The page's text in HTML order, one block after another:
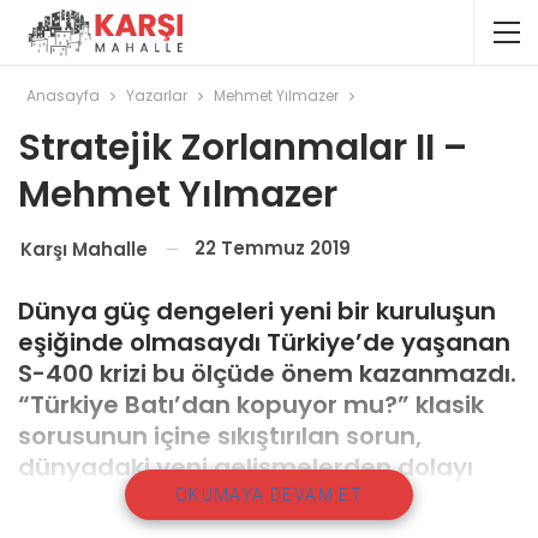
Anasayfa Yazarlar Mehmet Yılmazer
Stratejik Zorlanmalar II –
Mehmet Yılmazer
Karşı Mahalle 22 Temmuz 2019
Dünya güç dengeleri yeni bir kuruluşun
eşiğinde olmasaydı Türkiye’de yaşanan
S-400 krizi bu ölçüde önem kazanmazdı.
“Türkiye Batı’dan kopuyor mu?” klasik
sorusunun içine sıkıştırılan sorun,
dünyadaki yeni gelişmelerden dolayı
daha geniş bir anlama sahiptir.
OKUMAYA DEVAM ET